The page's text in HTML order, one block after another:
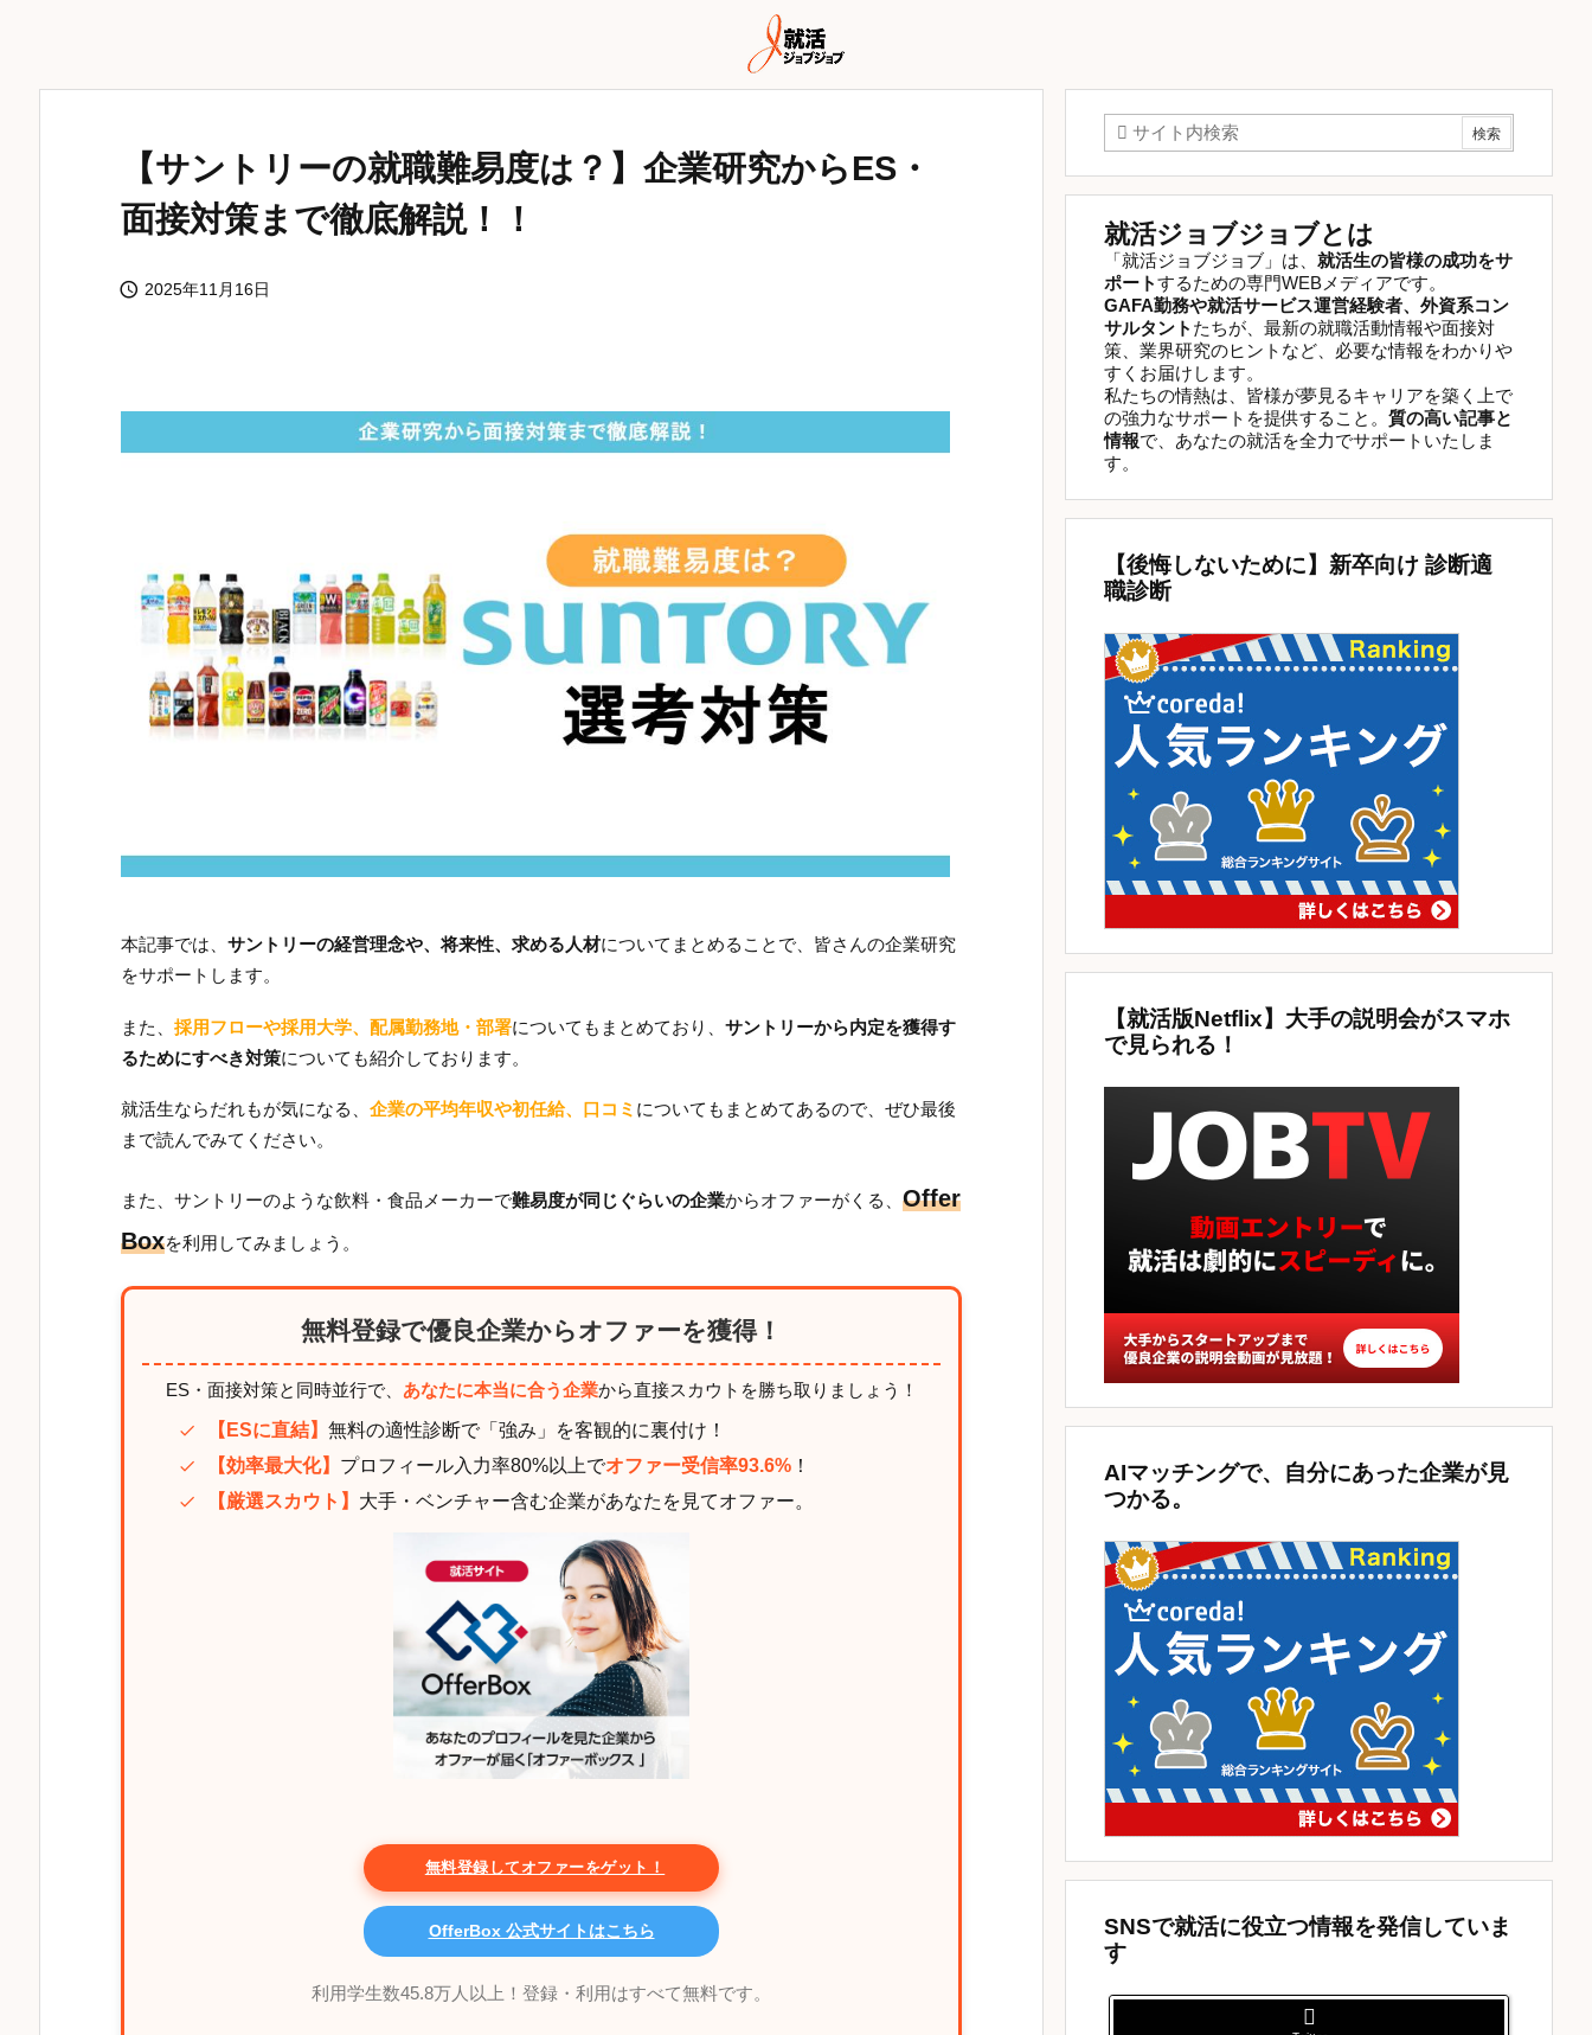
【サントリーの就職難易度は？】企業研究からES・
面接対策まで徹底解説！！
 2025年11月16日
本記事では、 サントリーの経営理念や、将来性、求める人材についてまとめることで、皆さんの企業研究
をサポートします。
また、 採用フローや採用大学、配属勤務地・部署についてもまとめており、 サントリーから内定を獲得す
るためにすべき対策についても紹介しております。
就活生ならだれもが気になる、 企業の平均年収や初任給、口コミ についてもまとめてあるので、ぜひ最後
まで読んでみてください。
また、サントリーのような飲料・食品メーカーで難易度が同じぐらいの企業からオファーがくる、 Offer
Boxを利用してみましょう。
無料登録で優良企業からオファーを獲得！
ES・面接対策と同時並行で、 あなたに本当に合う企業から直接スカウトを勝ち取りましょう！
【ESに直結】 無料の適性診断で「強み」を客観的に裏付け！
【効率最大化】 プロフィール入力率80%以上でオファー受信率93.6% ！
【厳選スカウト】 大手・ベンチャー含む企業があなたを見てオファー。
無料登録してオファーをゲット！
OfferBox 公式サイトはこちら
利用学生数45.8万人以上！登録・利用はすべて無料です。
就活ジョブジョブとは
「就活ジョブジョブ」は、 就活生の皆様の成功をサ
ポートするための専門WEBメディアです。
GAFA勤務や就活サービス運営経験者、外資系コン
サルタント たちが、最新の就職活動情報や面接対
策、業界研究のヒントなど、必要な情報をわかりや
すくお届けします。
私たちの情熱は、皆様が夢見るキャリアを築く上で
の強力なサポートを提供すること。 質の高い記事と
情報で、あなたの就活を全力でサポートいたしま
す。
【後悔しないために】新卒向け 診断適
職診断
【就活版Netflix】大手の説明会がスマホ
で見られる！
AIマッチングで、自分にあった企業が見
つかる。
SNSで就活に役立つ情報を発信していま
す